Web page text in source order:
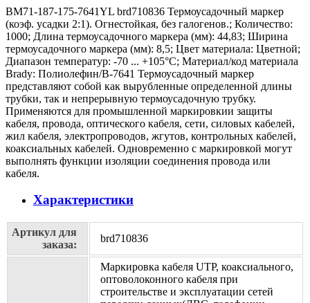
BM71-187-175-7641YL brd710836 Термоусадочный маркер
(коэф. усадки 2:1). Огнестойкая, без галогенов.; Количество:
1000; Длина термоусадочного маркера (мм): 44,83; Ширина
термоусадочного маркера (мм): 8,5; Цвет материала: Цветной;
Диапазон температур: -70 ... +105°С; Материал/код материала
Brady: Полиолефин/В-7641 Термоусадочный маркер
представляют собой как вырубленные определенной длины
трубки, так и непрерывную термоусадочную трубку.
Применяются для промышленной маркировкии защиты
кабеля, провода, оптического кабеля, сети, силовых кабелей,
жил кабеля, электропроводов, жгутов, контрольных кабелей,
коаксиальных кабелей. Одновременно с маркировкой могут
выполнять функции изоляции соединения провода или
кабеля.
Характеристики
Артикул для
заказа:
brd710836
Маркировка кабеля UTP, коаксиального,
оптоволоконного кабеля при
строительстве и эксплуатации сетей